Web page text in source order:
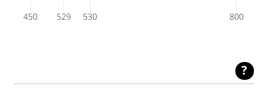
450 529 530 800